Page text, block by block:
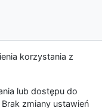
korzystania z
lub dostępu do
zmiany ustawień